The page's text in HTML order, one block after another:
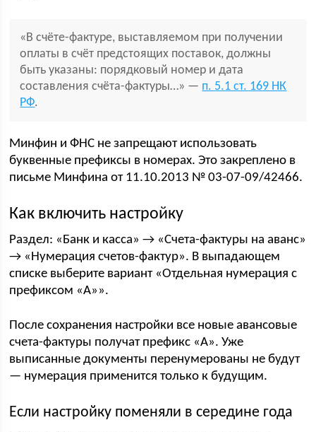
«В счёте-фактуре, выставляемом при получении
оплаты в счёт предстоящих поставок, должны
быть указаны: порядковый номер и дата
составления счёта-фактуры…» — п. 5.1 ст. 169 НК
РФ.
Минфин и ФНС не запрещают использовать
буквенные префиксы в номерах. Это закреплено в
письме Минфина от 11.10.2013 № 03-07-09/42466.
Как включить настройку
Раздел: «Банк и касса» → «Счета-фактуры на аванс»
→ «Нумерация счетов-фактур». В выпадающем
списке выберите вариант «Отдельная нумерация с
префиксом «А»».
После сохранения настройки все новые авансовые
счета-фактуры получат префикс «А». Уже
выписанные документы перенумерованы не будут
— нумерация применится только к будущим.
Если настройку поменяли в середине года